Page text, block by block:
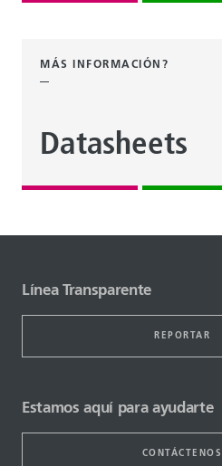
MÁS INFORMACIÓN?
Datasheets
Línea Transparente
REPORTAR
Estamos aquí para ayudarte
CONTÁCTENOS